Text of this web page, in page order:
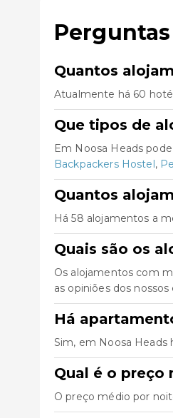
Quantos
Atualmente há 60
Que tipos de
Em Noosa Heads
Backpackers Hostel,
Quantos
Há 58 alojamentos a
Quais são os
Os alojamentos com
as opiniões dos nossos
Há
Sim, em Noosa Heads
Qual é o preço
O preço médio por